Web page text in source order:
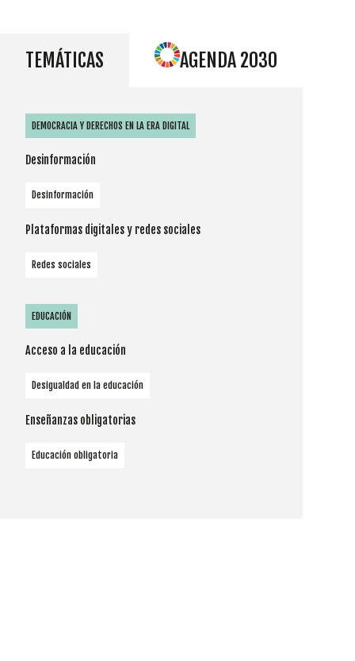
TEMÁTICAS AGENDA 2030
DEMOCRACIA Y DERECHOS EN LA ERA DIGITAL
Desinformación
Desinformación
Plataformas digitales y redes sociales
Redes sociales
EDUCACIÓN
Acceso a la educación
Desigualdad en la educación
Enseñanzas obligatorias
Educación obligatoria